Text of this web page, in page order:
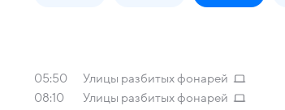
05:50
Улицы разбитых фонарей
08:10
Улицы разбитых фонарей